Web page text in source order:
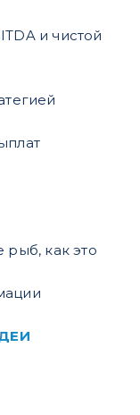
и чистой
рыб, как это